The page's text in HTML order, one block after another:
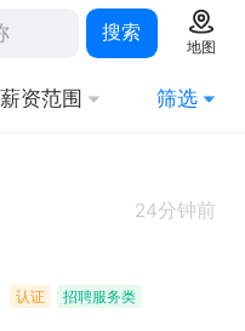
搜索
地图
薪资范围 筛选
24分钟前
认证 招聘服务类